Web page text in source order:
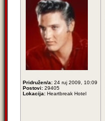
Pridružen/a: 24 ruj 2009, 10:09
Postovi: 29405
Lokacija: Heartbreak Hotel